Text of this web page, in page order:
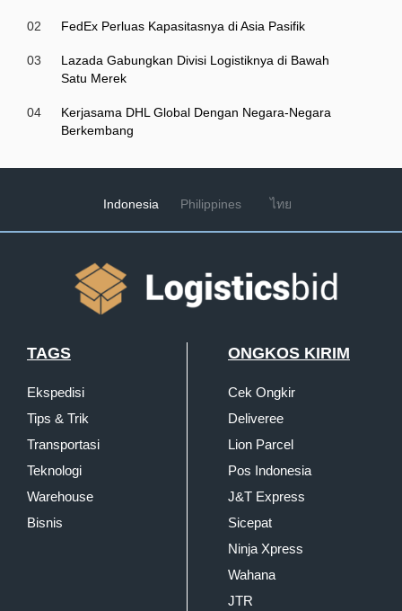
02 FedEx Perluas Kapasitasnya di Asia Pasifik
03
Lazada Gabungkan Divisi Logistiknya di Bawah
Satu Merek
04
Kerjasama DHL Global Dengan Negara-Negara
Berkembang
Indonesia Philippines ไทย
TAGS
Ekspedisi
Tips & Trik
Transportasi
Teknologi
Warehouse
Bisnis
ONGKOS KIRIM
Cek Ongkir
Deliveree
Lion Parcel
Pos Indonesia
J&T Express
Sicepat
Ninja Xpress
Wahana
JTR